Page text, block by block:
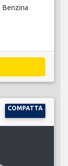
Benzina
COMPATTA